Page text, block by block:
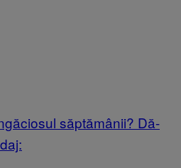
săptămânii? Dă-